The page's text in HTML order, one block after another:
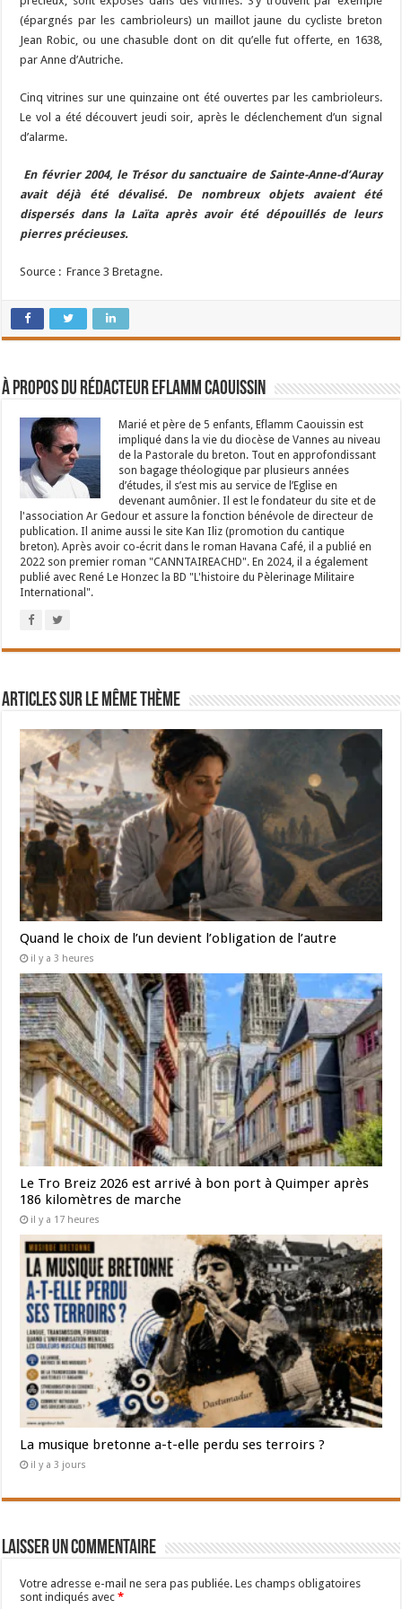
(épargnés par les cambrioleurs) un maillot jaune du cycliste breton
Jean Robic, ou une chasuble dont on dit qu’elle fut offerte, en 1638,
par Anne d’Autriche.
Cinq vitrines sur une quinzaine ont été ouvertes par les cambrioleurs.
Le vol a été découvert jeudi soir, après le déclenchement d’un signal
d’alarme.
En février 2004, le Trésor du sanctuaire de Sainte-Anne-d’Auray
avait déjà été dévalisé. De nombreux objets avaient été
dispersés dans la Laïta après avoir été dépouillés de leurs
pierres précieuses.
Source : France 3 Bretagne.
À propos du rédacteur Eflamm Caouissin
Marié et père de 5 enfants, Eflamm Caouissin est
impliqué dans la vie du diocèse de Vannes au niveau
de la Pastorale du breton. Tout en approfondissant
son bagage théologique par plusieurs années
d’études, il s’est mis au service de l’Eglise en
devenant aumônier. Il est le fondateur du site et de
l'association Ar Gedour et assure la fonction bénévole de directeur de
publication. Il anime aussi le site Kan Iliz (promotion du cantique
breton). Après avoir co-écrit dans le roman Havana Café, il a publié en
2022 son premier roman "CANNTAIREACHD". En 2024, il a également
publié avec René Le Honzec la BD "L'histoire du Pèlerinage Militaire
International".
Articles sur le même thème
Quand le choix de l’un devient l’obligation de l’autre
il y a 3 heures
Le Tro Breiz 2026 est arrivé à bon port à Quimper après
186 kilomètres de marche
il y a 17 heures
La musique bretonne a-t-elle perdu ses terroirs ?
il y a 3 jours
Laisser un commentaire
Votre adresse e-mail ne sera pas publiée. Les champs obligatoires
sont indiqués avec*